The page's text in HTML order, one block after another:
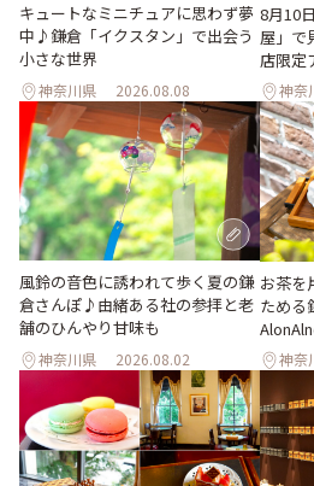
キュートなミニチュアに思わず夢
中♪鎌倉「イクスタン」で出会う
小さな世界
神奈川県 2026.08.08
8月10
屋」で
店限定
神奈
風鈴の音色に誘われて歩く夏の鎌
倉さんぽ♪由緒ある社の参拝と老
舗のひんやり甘味も
神奈川県 2026.08.02
お茶を
ためる
神奈